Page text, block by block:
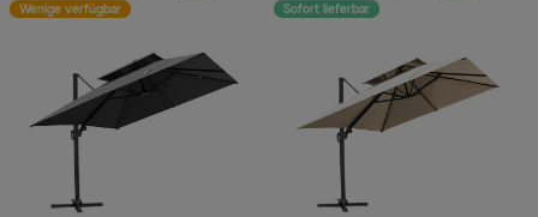
Wenige verfügbar
Sofort lieferbar